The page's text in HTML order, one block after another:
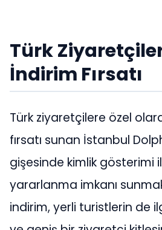
Türk
İndirim Fırsatı
Türk ziyaretçilere özel
fırsatı sunan İstanbul
gişesinde kimlik gösterimi
yararlanma imkanı
indirim, yerli turistlerin de